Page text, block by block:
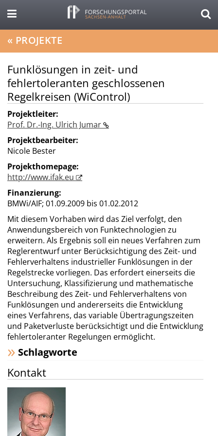
« PROJEKTE
Funklösungen in zeit- und
fehlertoleranten geschlossenen
Regelkreisen (WiControl)
Projektleiter:
Prof. Dr.-Ing. Ulrich Jumar
Projektbearbeiter:
Nicole Bester
Projekthomepage:
http://www.ifak.eu
Finanzierung:
BMWi/AIF; 01.09.2009 bis 01.02.2012
Mit diesem Vorhaben wird das Ziel verfolgt, den
Anwendungsbereich von Funktechnologien zu
erweitern. Als Ergebnis soll ein neues Verfahren zum
Reglerentwurf unter Berücksichtigung des Zeit- und
Fehlerverhaltens industrieller Funklösungen in der
Regelstrecke vorliegen. Das erfor­dert einerseits die
Untersuchung, Klassifizierung und mathematische
Beschreibung des Zeit- und Fehlerverhaltens von
Funklösungen und andererseits die Entwicklung
eines Verfahrens, das variable Übertragungszeiten
und Paketverluste berücksichtigt und die Entwicklung
fehler­toleranter Regelungen ermöglicht.
Schlagworte
Kontakt